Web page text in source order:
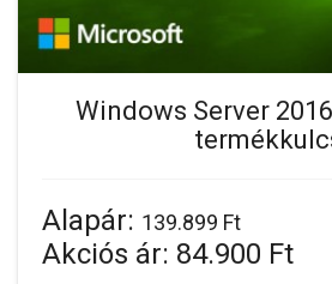
Windows Server
Alapár: 139.899 Ft
Akciós ár: 84.900 Ft